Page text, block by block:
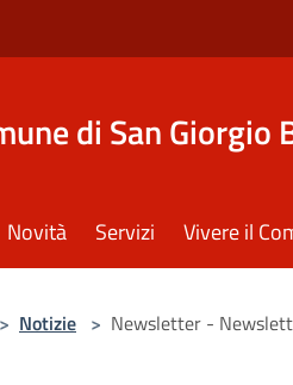
di San Giorgio
Novità Servizi Vivere il
> Notizie > Newsletter -